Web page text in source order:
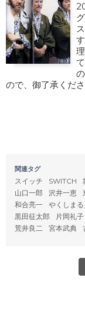
ので、御了承くださ
関連タグ
スイッチ SWITCH
山口一郎
沢井一恵
和合亮一
やくしまる
黒田征太郎
片岡礼子
荒井良二
宮本武典